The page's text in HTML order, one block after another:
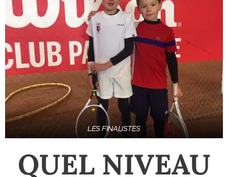
LES FINALISTES
QUEL NIVEAU